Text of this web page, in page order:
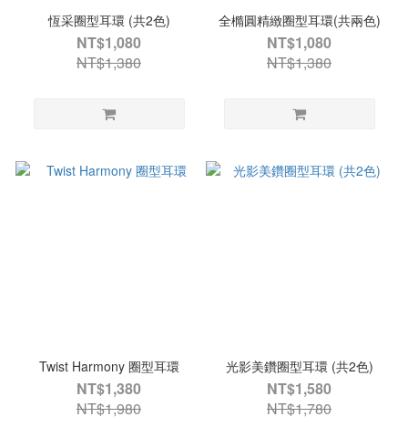
恆采圈型耳環 (共2色)
NT$1,080
NT$1,380
全橢圓精緻圈型耳環(共兩色)
NT$1,080
NT$1,380
Twist Harmony 圈型耳環
NT$1,380
NT$1,980
光影美鑽圈型耳環 (共2色)
NT$1,580
NT$1,780